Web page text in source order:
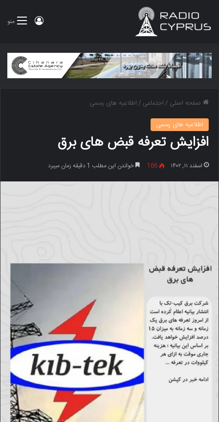
منو ورود
صفحه اصلی /اجتماعی /اطلاعیه های رسمی
اطلاعیه های رسمی
افزایش تعرفه قبض های برق
اسفند ۱۱, ۱۴۰۲ 166 خواندن این مطلب 1 دقیقه زمان میبرد